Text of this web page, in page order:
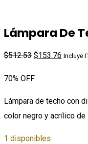
Lámpara De
$512.53 El
era:
$512.53.
$153.76 El
es:
Incluye
70% OFF
Lámpara de techo con
color negro y acrílico de
1 disponibles